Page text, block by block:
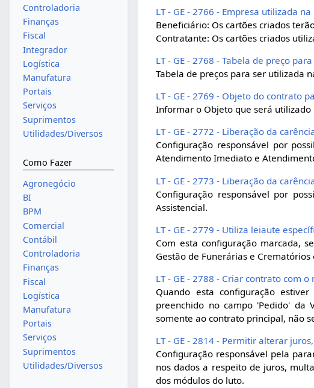
LT - GE - 2766 - Empresa utilizada
Beneficiário: Os cartões criados
Contratante: Os cartões criados
LT - GE - 2768 - Tabela de preço
Tabela de preços para ser utilizada
LT - GE - 2769 - Objeto do contrato
Informar o Objeto que será utilizado
LT - GE - 2772 - Liberação da
Configuração responsável por
Atendimento Imediato e
LT - GE - 2773 - Liberação da
Configuração responsável por
Assistencial.
LT - GE - 2779 - Utiliza leiaute
Com esta configuração marcada,
Gestão de Funerárias e Crematórios
LT - GE - 2788 - Criar contrato com
Quando esta configuração
preenchido no campo 'Pedido' da
somente ao contrato principal, não
LT - GE - 2814 - Permitir alterar
Configuração responsável pela
nos dados a respeito de juros,
dos módulos do luto.
Controladoria
Finanças
Fiscal
Integrador
Logística
Manufatura
Portais
Serviços
Suprimentos
Utilidades/Diversos
Como Fazer
Agronegócio
BI
BPM
Comercial
Contábil
Controladoria
Finanças
Fiscal
Logística
Manufatura
Portais
Serviços
Suprimentos
Utilidades/Diversos